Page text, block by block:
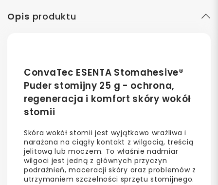
Opis produktu
ConvaTec ESENTA Stomahesive®
Puder stomijny 25 g - ochrona,
regeneracja i komfort skóry wokół
stomii
Skóra wokół stomii jest wyjątkowo wrażliwa i
narażona na ciągły kontakt z wilgocią, treścią
jelitową lub moczem. To właśnie nadmiar
wilgoci jest jedną z głównych przyczyn
podrażnień, maceracji skóry oraz problemów z
utrzymaniem szczelności sprzętu stomijnego.